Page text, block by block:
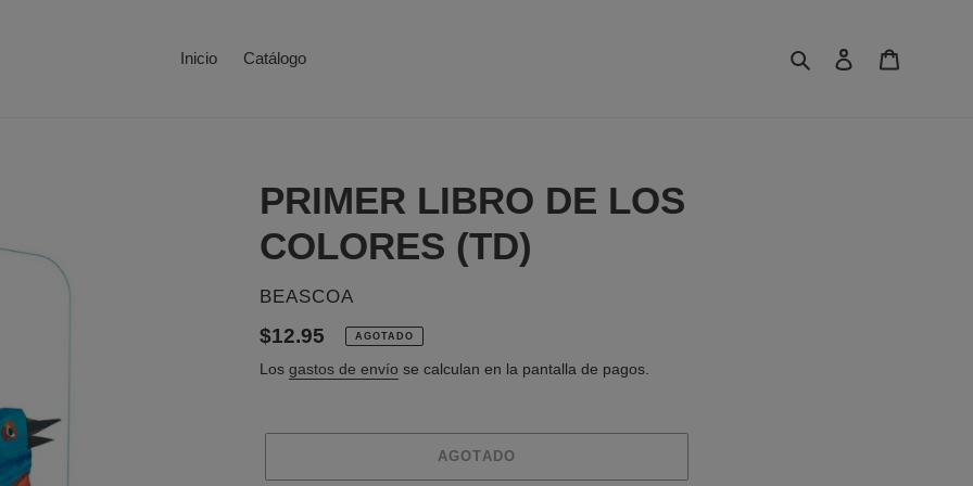
Inicio Catálogo Buscar Ingresar
PRIMER LIBRO DE LOS
COLORES (TD)
PROVEEDOR
BEASCOA
Precio
habitual
$12.95 AGOTADO
Los gastos de envío se calculan en la pantalla de pagos.
AGOTADO